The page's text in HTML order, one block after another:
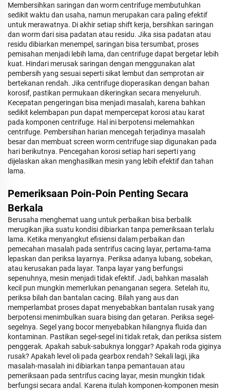
Membersihkan saringan dan worm centrifuge membutuhkan
sedikit waktu dan usaha, namun merupakan cara paling efektif
untuk merawatnya. Di akhir setiap shift kerja, bersihkan saringan
dan worm dari sisa padatan atau residu. Jika sisa padatan atau
residu dibiarkan menempel, saringan bisa tersumbat, proses
pemisahan menjadi lebih lama, dan centrifuge dapat bergetar lebih
kuat. Hindari merusak saringan dengan menggunakan alat
pembersih yang sesuai seperti sikat lembut dan semprotan air
bertekanan rendah. Jika centrifuge dioperasikan dengan bahan
korosif, pastikan permukaan dikeringkan secara menyeluruh.
Kecepatan pengeringan bisa menjadi masalah, karena bahkan
sedikit kelembapan pun dapat mempercepat korosi atau karat
pada komponen centrifuge. Hal ini berpotensi melemahkan
centrifuge. Pembersihan harian mencegah terjadinya masalah
besar dan membuat screen worm centrifuge siap digunakan pada
hari berikutnya. Pencegahan korosi setiap hari seperti yang
dijelaskan akan menghasilkan mesin yang lebih efektif dan tahan
lama.
Pemeriksaan Poin-Poin Penting Secara
Berkala
Berusaha menghemat uang untuk perbaikan bisa berbalik
merugikan jika suatu kondisi dibiarkan tanpa pemeriksaan terlalu
lama. Ketika menyangkut efisiensi dalam perbaikan dan
pemecahan masalah pada sentrifus cacing layar, pertama-tama
lepaskan dan periksa layarnya. Periksa adanya lubang, sobekan,
atau kerusakan pada layar. Tanpa layar yang berfungsi
sepenuhnya, mesin menjadi tidak efektif. Jadi, bahkan masalah
kecil pun mungkin memerlukan penanganan segera. Setelah itu,
periksa bilah dan bantalan cacing. Bilah yang aus dan
memperlambat proses dapat menyebabkan bantalan rusak yang
berpotensi menimbulkan suara bising dan getaran. Periksa segel-
segelnya. Segel yang bocor menyebabkan hilangnya fluida dan
kontaminan. Pastikan segel-segel ini tidak retak, dan periksa sistem
penggerak. Apakah sabuk-sabuknya longgar? Apakah roda giginya
rusak? Apakah level oli pada gearbox rendah? Sekali lagi, jika
masalah-masalah ini dibiarkan tanpa pemantauan atau
pemeriksaan pada sentrifus cacing layar, mesin mungkin tidak
berfungsi secara andal. Karena itulah komponen-komponen mesin